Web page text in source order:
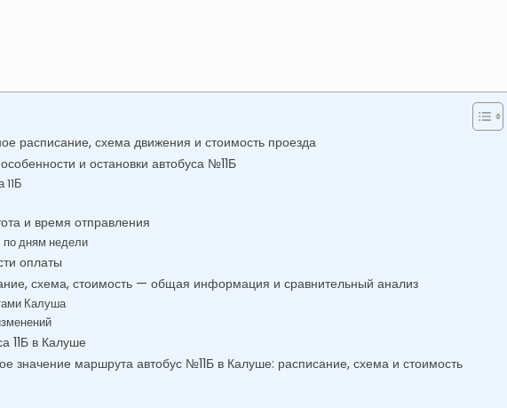
расписание, схема движения и стоимость проезда
и остановки автобуса №11Б
и время отправления
по дням недели
оплаты
схема, стоимость — общая информация и сравнительный анализ
Калуша
11Б в Калуше
значение маршрута автобус №11Б в Калуше: расписание, схема и стоимость